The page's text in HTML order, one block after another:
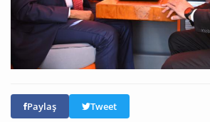
Paylaş Tweet